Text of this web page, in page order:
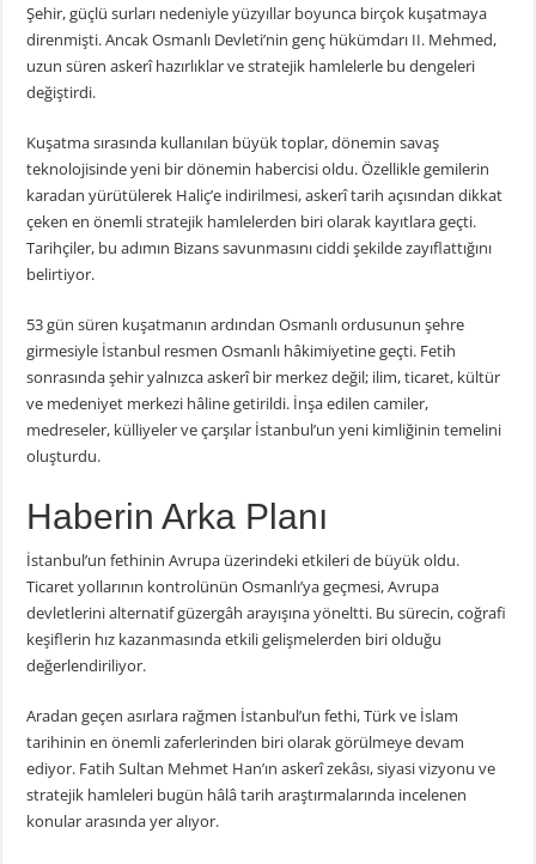
Şehir, güçlü surları nedeniyle yüzyıllar boyunca birçok kuşatmaya
direnmişti. Ancak Osmanlı Devleti’nin genç hükümdarı II. Mehmed,
uzun süren askerî hazırlıklar ve stratejik hamlelerle bu dengeleri
değiştirdi.
Kuşatma sırasında kullanılan büyük toplar, dönemin savaş
teknolojisinde yeni bir dönemin habercisi oldu. Özellikle gemilerin
karadan yürütülerek Haliç’e indirilmesi, askerî tarih açısından dikkat
çeken en önemli stratejik hamlelerden biri olarak kayıtlara geçti.
Tarihçiler, bu adımın Bizans savunmasını ciddi şekilde zayıflattığını
belirtiyor.
53 gün süren kuşatmanın ardından Osmanlı ordusunun şehre
girmesiyle İstanbul resmen Osmanlı hâkimiyetine geçti. Fetih
sonrasında şehir yalnızca askerî bir merkez değil; ilim, ticaret, kültür
ve medeniyet merkezi hâline getirildi. İnşa edilen camiler,
medreseler, külliyeler ve çarşılar İstanbul’un yeni kimliğinin temelini
oluşturdu.
Haberin Arka Planı
İstanbul’un fethinin Avrupa üzerindeki etkileri de büyük oldu.
Ticaret yollarının kontrolünün Osmanlı’ya geçmesi, Avrupa
devletlerini alternatif güzergâh arayışına yöneltti. Bu sürecin, coğrafi
keşiflerin hız kazanmasında etkili gelişmelerden biri olduğu
değerlendiriliyor.
Aradan geçen asırlara rağmen İstanbul’un fethi, Türk ve İslam
tarihinin en önemli zaferlerinden biri olarak görülmeye devam
ediyor. Fatih Sultan Mehmet Han’ın askerî zekâsı, siyasi vizyonu ve
stratejik hamleleri bugün hâlâ tarih araştırmalarında incelenen
konular arasında yer alıyor.